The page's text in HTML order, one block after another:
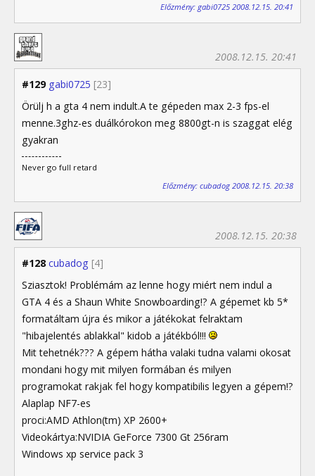
Előzmény: gabi0725 2008.12.15. 20:41
#129 gabi0725 [23]
2008.12.15. 20:41
Örülj h a gta 4 nem indult.A te gépeden max 2-3 fps-el
menne.3ghz-es duálkórokon meg 8800gt-n is szaggat elég
gyakran
Never go full retard
Előzmény: cubadog 2008.12.15. 20:38
#128 cubadog [4]
2008.12.15. 20:38
Sziasztok! Problémám az lenne hogy miért nem indul a
GTA 4 és a Shaun White Snowboarding!? A gépemet kb 5*
formatáltam újra és mikor a játékokat felraktam
"hibajelentés ablakkal" kidob a játékból!!!
Mit tehetnék??? A gépem hátha valaki tudna valami okosat
mondani hogy mit milyen formában és milyen
programokat rakjak fel hogy kompatibilis legyen a gépem!?
Alaplap NF7-es
proci:AMD Athlon(tm) XP 2600+
Videokártya:NVIDIA GeForce 7300 Gt 256ram
Windows xp service pack 3